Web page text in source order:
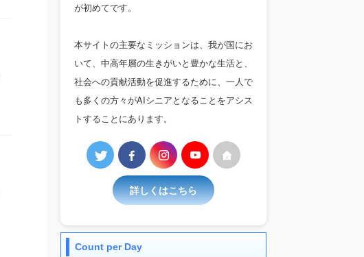
が初めてです。
本サイトの主要なミッションは、我が国にお
いて、中高年層の生きがいと豊かな生活と、
社会への貢献活動を促進するために、一人で
も多くの方々がAIシニアとなることをアシス
トすることにあります。
詳しくはこちら
Count per Day